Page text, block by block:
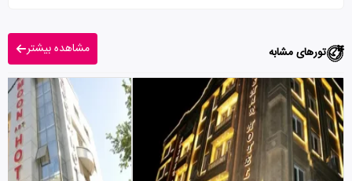
تورهای مشابه مشاهده بیشتر